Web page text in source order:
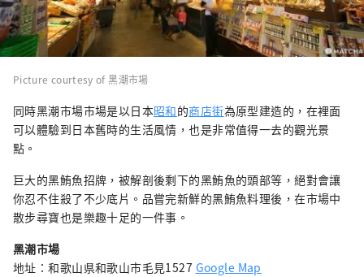
Picture courtesy of 黑潮市場
同時黑潮市場市場是以日本昭和的商店街為原型建造的，在裡面
可以體驗到日本舊時的生活風情，也是非常值得一去的觀光景
點。
巨大的黑鮪魚招牌，被解剖後剩下的黑鮪魚的頭部等，絕對會讓
你忍不住殺了不少底片。品嘗完新鮮的黑鮪魚料理後，在市場中
散步尋寶也是樂趣十足的一件事。
黑潮市場
地址：和歌山県和歌山市毛見1527 Google Map